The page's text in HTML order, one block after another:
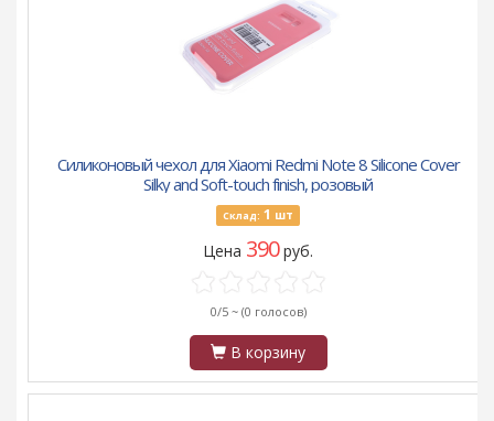
Силиконовый чехол для Xiaomi Redmi Note 8 Silicone Cover
Silky and Soft-touch finish, розовый
Склад: 1 шт
Цена 390руб.
0/5 ~ (0 голосов)
В корзину